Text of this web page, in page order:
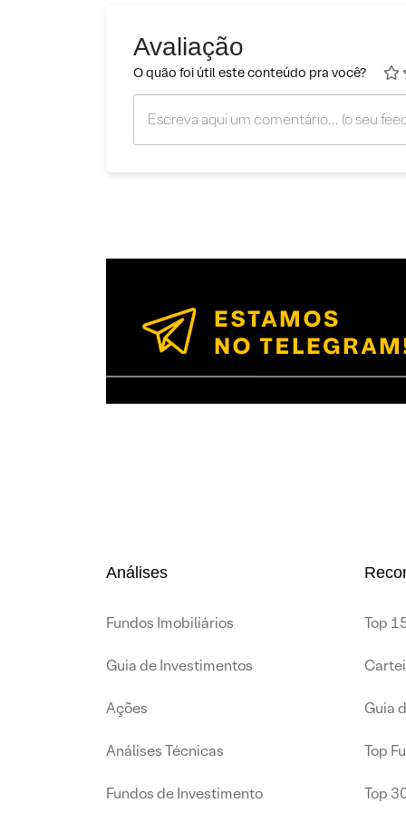
Avaliação
O quão foi útil este conteúdo pra você?
Análises
Fundos Imobiliários
Guia de Investimentos
Ações
Análises Técnicas
Fundos de Investimento
Top
Guia
Top
Top